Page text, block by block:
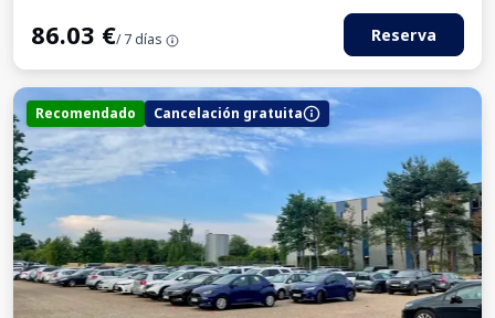
86.03 €/ 7 días Reserva
Recomendado Cancelación gratuita